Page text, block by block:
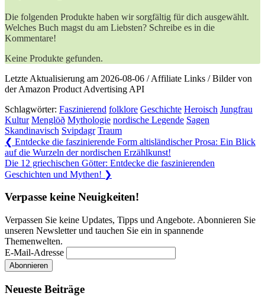
Die folgenden Produkte haben wir sorgfältig für dich ausgewählt.
Welches Buch magst du am Liebsten? Schreibe es in die
Kommentare!
Keine Produkte gefunden.
Letzte Aktualisierung am 2026-08-06 / Affiliate Links / Bilder von
der Amazon Product Advertising API
Schlagwörter: Faszinierend folklore Geschichte Heroisch Jungfrau
Kultur Menglöð Mythologie nordische Legende Sagen
Skandinavisch Svipdagr Traum
Beitragsnavigation
❮ Previous
Post:
Entdecke die faszinierende Form altisländischer Prosa: Ein Blick
auf die Wurzeln der nordischen Erzählkunst!
Next
Post:
Die 12 griechischen Götter: Entdecke die faszinierenden
Geschichten und Mythen! ❯
Verpasse keine Neuigkeiten!
Verpassen Sie keine Updates, Tipps und Angebote. Abonnieren Sie
unseren Newsletter und tauchen Sie ein in spannende
Themenwelten.
E-Mail-Adresse
Neueste Beiträge